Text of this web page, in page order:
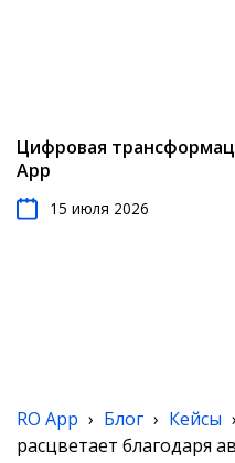
Цифровая
App
15 июля 2026
RO App › Блог › Кейсы ›
расцветает благодаря